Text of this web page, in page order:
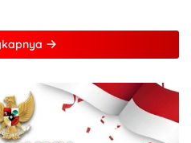
Young Frenuer 2024